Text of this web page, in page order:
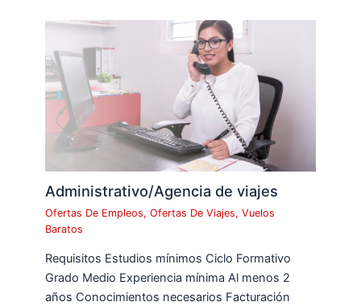
Administrativo/Agencia de viajes
Ofertas De Empleos,Ofertas De Viajes,Vuelos
Baratos
Requisitos Estudios mínimos Ciclo Formativo
Grado Medio Experiencia mínima Al menos 2
años Conocimientos necesarios Facturación